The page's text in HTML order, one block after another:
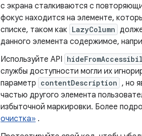
с экрана сталкиваются с
фокус находится на элементе,
списке, таком как LazyColumn
данного элемента содержимое,
Используйте API
службы доступности могли их
параметр contentDescription , но
частью другого элемента
избыточной маркировки. Более
очистка» .